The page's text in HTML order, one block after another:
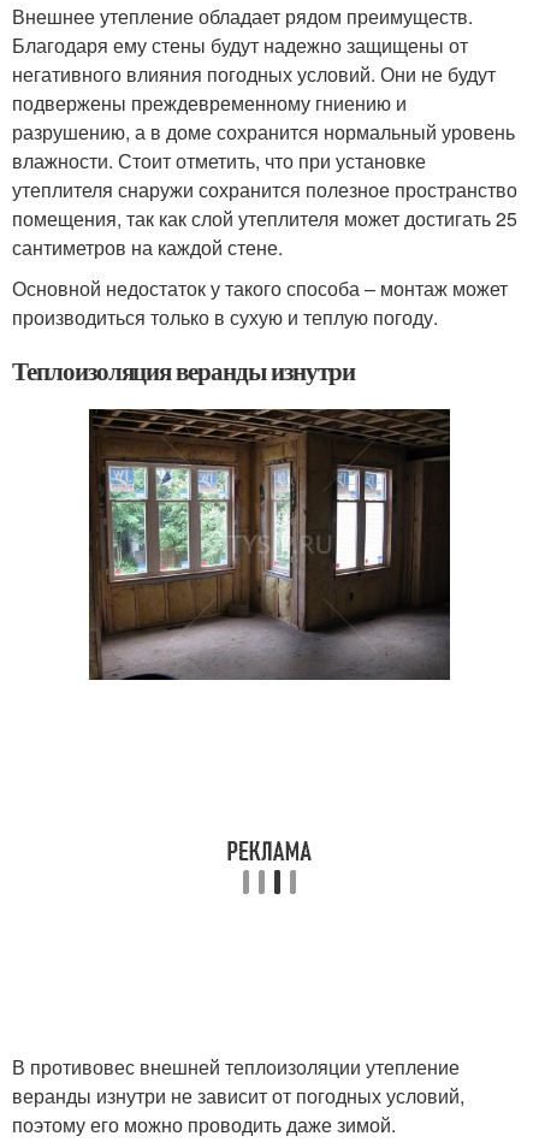
Внешнее утепление обладает рядом преимуществ.
Благодаря ему стены будут надежно защищены от
негативного влияния погодных условий. Они не будут
подвержены преждевременному гниению и
разрушению, а в доме сохранится нормальный уровень
влажности. Стоит отметить, что при установке
утеплителя снаружи сохранится полезное пространство
помещения, так как слой утеплителя может достигать 25
сантиметров на каждой стене.
Основной недостаток у такого способа – монтаж может
производиться только в сухую и теплую погоду.
Теплоизоляция веранды изнутри
В противовес внешней теплоизоляции утепление
веранды изнутри не зависит от погодных условий,
поэтому его можно проводить даже зимой.